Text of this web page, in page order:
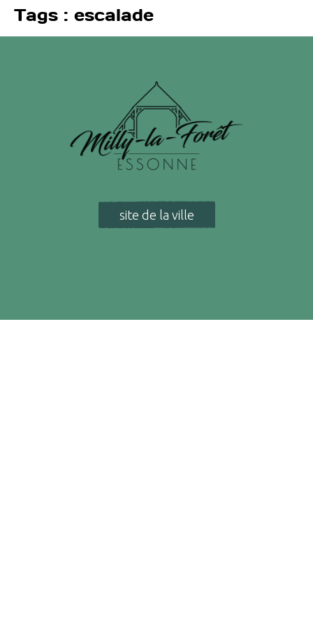
Tags : escalade
site de la ville